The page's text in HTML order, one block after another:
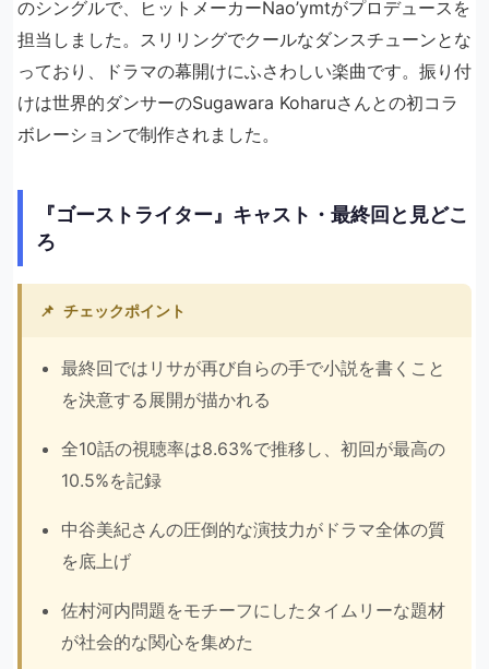
のシングルで、ヒットメーカーNao’ymtがプロデュースを
担当しました。スリリングでクールなダンスチューンとな
っており、ドラマの幕開けにふさわしい楽曲です。振り付
けは世界的ダンサーのSugawara Koharuさんとの初コラ
ボレーションで制作されました。
『ゴーストライター』キャスト・最終回と見どこ
ろ
📌 チェックポイント
最終回ではリサが再び自らの手で小説を書くこと
を決意する展開が描かれる
全10話の視聴率は8.63%で推移し、初回が最高の
10.5%を記録
中谷美紀さんの圧倒的な演技力がドラマ全体の質
を底上げ
佐村河内問題をモチーフにしたタイムリーな題材
が社会的な関心を集めた